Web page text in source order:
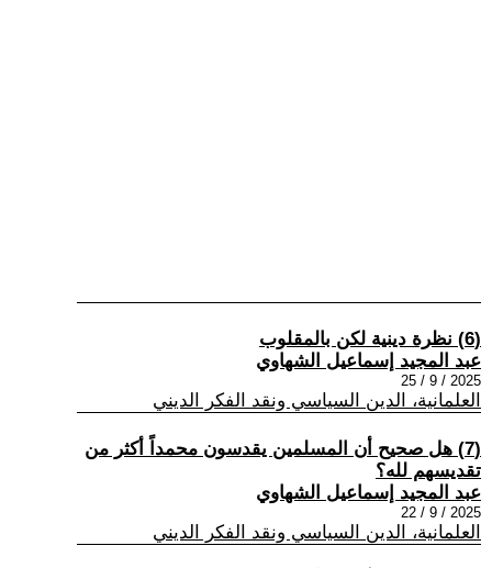
(6) نظرة دينية لكن بالمقلوب
عبد المجيد إسماعيل الشهاوي
2025 / 9 / 25
العلمانية، الدين السياسي ونقد الفكر الديني
(7) هل صحيح أن المسلمين يقدسون محمداً أكثر من
تقديسهم لله؟
عبد المجيد إسماعيل الشهاوي
2025 / 9 / 22
العلمانية، الدين السياسي ونقد الفكر الديني